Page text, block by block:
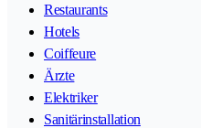
Restaurants
Hotels
Coiffeure
Ärzte
Elektriker
Sanitärinstallation